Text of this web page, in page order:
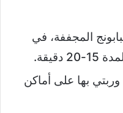
المجففة، في
بها على أماكن